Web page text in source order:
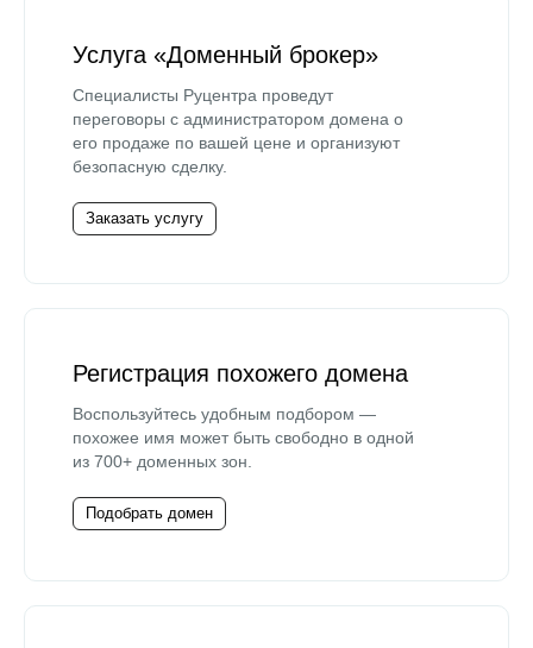
Услуга «Доменный брокер»
Специалисты Руцентра проведут
переговоры с администратором домена о
его продаже по вашей цене и организуют
безопасную сделку.
Заказать услугу
Регистрация похожего домена
Воспользуйтесь удобным подбором —
похожее имя может быть свободно в одной
из 700+ доменных зон.
Подобрать домен